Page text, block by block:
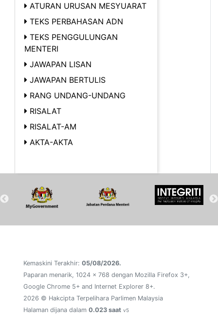
ATURAN URUSAN MESYUARAT
TEKS PERBAHASAN ADN
TEKS PENGGULUNGAN
MENTERI
JAWAPAN LISAN
JAWAPAN BERTULIS
RANG UNDANG-UNDANG
RISALAT
RISALAT-AM
AKTA-AKTA
Kemaskini Terakhir: 05/08/2026.
Paparan menarik, 1024 x 768 dengan Mozilla Firefox 3+,
Google Chrome 5+ and Internet Explorer 8+.
2026 © Hakcipta Terpelihara Parlimen Malaysia
Halaman dijana dalam 0.023 saat v5